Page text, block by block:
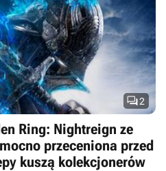
2
Ring: Nightreign ze
przeceniona przed
kuszą kolekcjonerów